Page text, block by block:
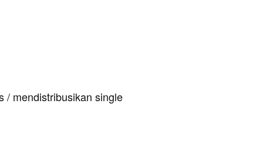
/ mendistribusikan single